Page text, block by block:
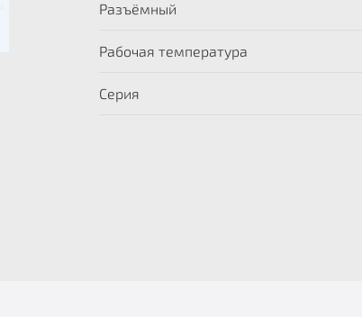
Разъёмный
Рабочая температура
Серия